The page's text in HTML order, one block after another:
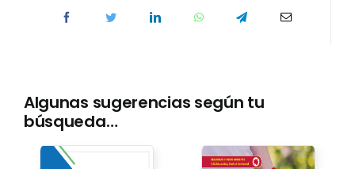
Algunas sugerencias según tu
búsqueda…